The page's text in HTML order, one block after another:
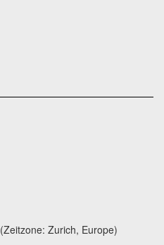
(Zeitzone: Zurich, Europe)